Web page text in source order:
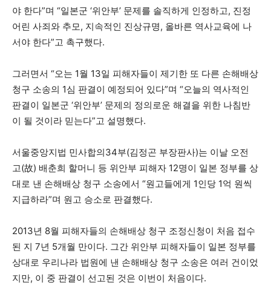
야 한다”며 “일본군 ‘위안부’ 문제를 솔직하게 인정하고, 진정
어린 사죄와 추모, 지속적인 진상규명, 올바른 역사교육에 나
서야 한다”고 촉구했다.
그러면서 “오는 1월 13일 피해자들이 제기한 또 다른 손해배상
청구 소송의 1심 판결이 예정되어 있다”며 “오늘의 역사적인
판결이 일본군 ‘위안부’ 문제의 정의로운 해결을 위한 나침반
이 될 것이라 믿는다”고 설명했다.
서울중앙지법 민사합의34부(김정곤 부장판사)는 이날 오전
고(故) 배춘희 할머니 등 위안부 피해자 12명이 일본 정부를 상
대로 낸 손해배상 청구 소송에서 “원고들에게 1인당 1억 원씩
지급하라”며 원고 승소로 판결했다.
2013년 8월 피해자들의 손해배상 청구 조정신청이 처음 접수
된 지 7년 5개월 만이다. 그간 위안부 피해자들이 일본 정부를
상대로 우리나라 법원에 낸 손해배상 청구 소송은 여러 건이었
지만, 이 중 판결이 선고된 것은 이번이 처음이다.